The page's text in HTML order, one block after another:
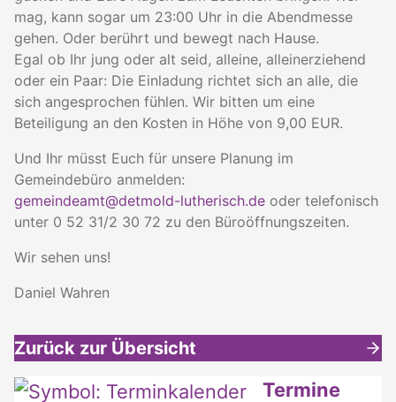
mag, kann sogar um 23:00 Uhr in die Abendmesse
gehen. Oder berührt und bewegt nach Hause.
Egal ob Ihr jung oder alt seid, alleine, alleinerziehend
oder ein Paar: Die Einladung richtet sich an alle, die
sich angesprochen fühlen. Wir bitten um eine
Beteiligung an den Kosten in Höhe von 9,00 EUR.
Und Ihr müsst Euch für unsere Planung im
Gemeindebüro anmelden:
gemeindeamt@detmold-lutherisch.de oder telefonisch
unter 0 52 31/2 30 72 zu den Büroöffnungszeiten.
Wir sehen uns!
Daniel Wahren
Zurück zur Übersicht
Weitere interessante Inhalte Termine